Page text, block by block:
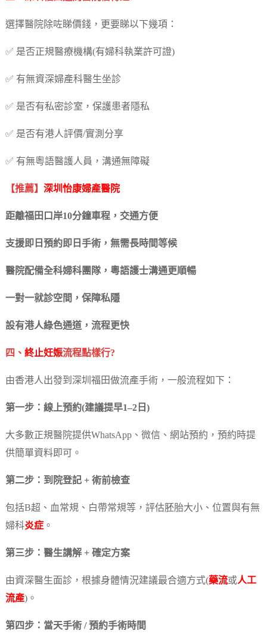
選擇醫院除咗睇價錢，更要睇以下幾項：
✅ 是否正規醫療機構(有婦科執業許可證)
✅ 有無資深婦產科醫生坐診
✅ 是否有私密診室，保護患者隱私
✅ 是否有港人評價/實測分享
✅ 有無粵語醫護人員，溝通無障礙
【推薦】 深圳怡康婦產醫院
距離福田口岸10分鐘車程，交通方便
支援即日預約即日手術，無需長時間等候
醫院配備全科婦科團隊，粵語護士溝通更順暢
一對一就診空間，保障私隱
設有港人綠色通道，流程更快
四、 終止妊娠流程點樣行?
由香港人出發到深圳福田做流產手術，一般流程如下：
第一步：線上預約(建議提早1–2日)
大多數正規醫院提供WhatsApp、微信、網站預約，預約時提
供簡單資料即可。
第二步：到院登記 + 術前檢查
包括B超、血常規、白帶常規等，評估胚胎大小、位置與有無
婦科炎症。
第三步：醫生講解 + 確定方案
由資深醫生面診，根據身體情況建議最合適方式(藥流或人工
流產)。
第四步：當天手術 / 預約手術時間